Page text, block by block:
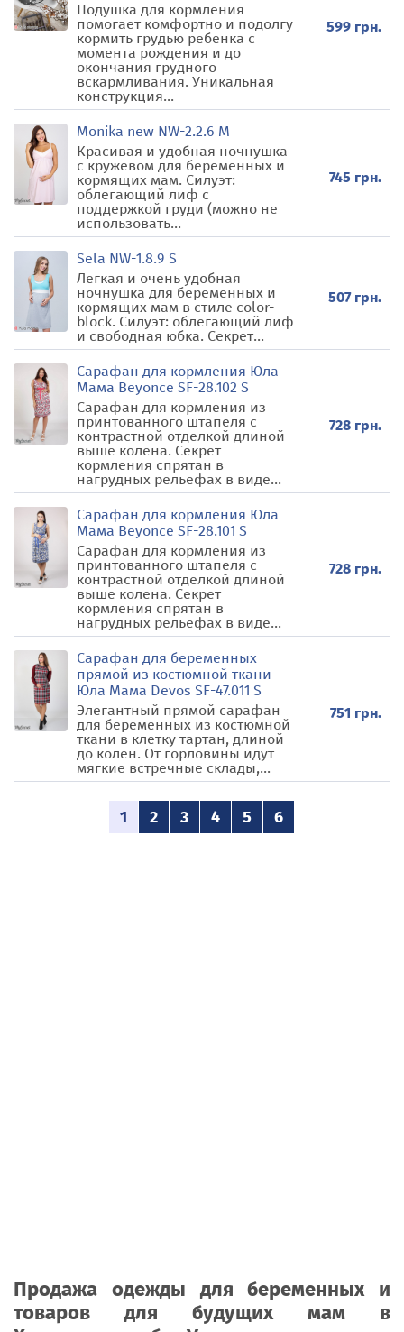
Подушка для кормления
помогает комфортно и подолгу
кормить грудью ребенка с
момента рождения и до
окончания грудного
вскармливания. Уникальная
конструкция...
599 грн.
Monika new NW-2.2.6 M
Красивая и удобная ночнушка
с кружевом для беременных и
кормящих мам. Силуэт:
облегающий лиф с
поддержкой груди (можно не
использовать...
745 грн.
Sela NW-1.8.9 S
Легкая и очень удобная
ночнушка для беременных и
кормящих мам в стиле color-
block. Силуэт: облегающий лиф
и свободная юбка. Секрет...
507 грн.
Сарафан для кормления Юла
Мама Beyonce SF-28.102 S
Сарафан для кормления из
принтованного штапеля с
контрастной отделкой длиной
выше колена. Секрет
кормления спрятан в
нагрудных рельефах в виде...
728 грн.
Сарафан для кормления Юла
Мама Beyonce SF-28.101 S
Сарафан для кормления из
принтованного штапеля с
контрастной отделкой длиной
выше колена. Секрет
кормления спрятан в
нагрудных рельефах в виде...
728 грн.
Сарафан для беременных
прямой из костюмной ткани
Юла Мама Devos SF-47.011 S
Элегантный прямой сарафан
для беременных из костюмной
ткани в клетку тартан, длиной
до колен. От горловины идут
мягкие встречные склады,...
751 грн.
1 2 3 4 5 6
Продажа одежды для беременных и
товаров для будущих мам в